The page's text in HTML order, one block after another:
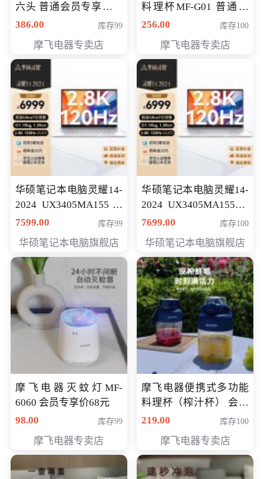
六头 普通会员专享价格
199元
386.00 库存99
摩飞电器专卖店
料理杯MF-G01 普通会
员专享价格128元
256.00 库存100
摩飞电器专卖店
华硕笔记本电脑灵耀14-
2024 UX3405MA155冰
川银 oled 智慧轻薄本 会
7599.00 库存99
华硕笔记本电脑旗舰店
华硕笔记本电脑灵耀14-
2024 UX3405MA155夜
空蓝 oled 智慧轻薄本 会
7699.00 库存100
华硕笔记本电脑旗舰店
摩飞电器灭蚊灯MF-
6060 会员专享价68元
98.00
库存99
摩飞电器专卖店
摩飞电器便携式多功能
料理杯（榨汁杯） 会员
专享价118元
219.00 库存100
摩飞电器专卖店